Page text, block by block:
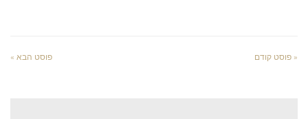
« פוסט קודם פוסט הבא »